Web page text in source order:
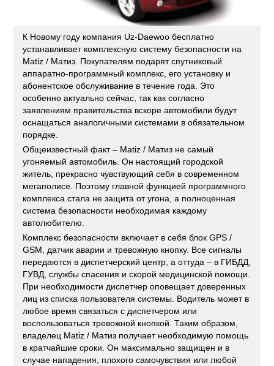
К Новому году компания Uz-Daewoo бесплатно
устанавливает комплексную систему безопасности на
Matiz / Матиз. Покупателям подарят спутниковый
аппаратно-программный комплекс, его установку и
абонентское обслуживание в течение года. Это
особенно актуально сейчас, так как согласно
заявлениям правительства вскоре автомобили будут
оснащаться аналогичными системами в обязательном
порядке.
Общеизвестный факт – Matiz / Матиз не самый
угоняемый автомобиль. Он настоящий городской
житель, прекрасно чувствующий себя в современном
мегаполисе. Поэтому главной функцией программного
комплекса стала не защита от угона, а полноценная
система безопасности необходимая каждому
автолюбителю.
Комплекс безопасности включает в себя блок GPS /
GSM, датчик аварии и тревожную кнопку. Все сигналы
передаются в диспетчерский центр, а оттуда – в ГИБДД,
ГУВД, службы спасения и скорой медицинской помощи.
При необходимости диспетчер оповещает доверенных
лиц из списка пользователя системы. Водитель может в
любое время связаться с диспетчером или
воспользоваться тревожной кнопкой. Таким образом,
владелец Matiz / Матиз получает необходимую помощь
в кратчайшие сроки. Он максимально защищен и в
случае нападения, плохого самочувствия или любой